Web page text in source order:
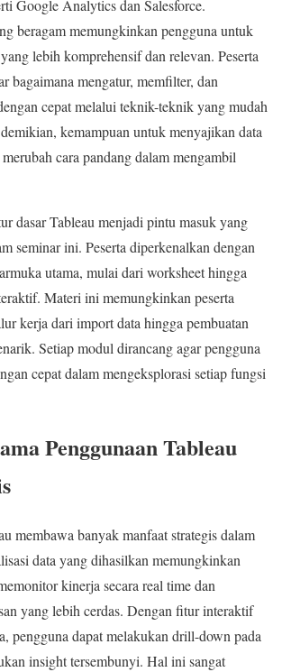
Google Analytics dan Salesforce.
beragam memungkinkan pengguna untuk
lebih komprehensif dan relevan. Peserta
bagaimana mengatur, memfilter, dan
cepat melalui teknik-teknik yang mudah
kemampuan untuk menyajikan data
cara pandang dalam mengambil
dasar Tableau menjadi pintu masuk yang
seminar ini. Peserta diperkenalkan dengan
utama, mulai dari worksheet hingga
Materi ini memungkinkan peserta
kerja dari import data hingga pembuatan
Setiap modul dirancang agar pengguna
cepat dalam mengeksplorasi setiap fungsi
Penggunaan Tableau
membawa banyak manfaat strategis dalam
data yang dihasilkan memungkinkan
kinerja secara real time dan
yang lebih cerdas. Dengan fitur interaktif
pengguna dapat melakukan drill-down pada
insight tersembunyi. Hal ini sangat